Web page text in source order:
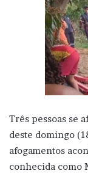
Três pessoas se
deste domingo
afogamentos
conhecida como